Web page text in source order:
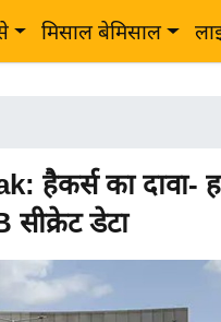
मिसाल बेमिसाल
का दावा-
डेटा